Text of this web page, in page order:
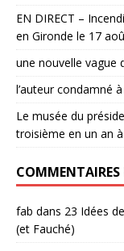
EN DIRECT –
en Gironde le 17
une nouvelle vague
l’auteur condamné
Le musée du
troisième en un an
COMMENTAIRES
fab dans 23 Idées
(et Fauché)